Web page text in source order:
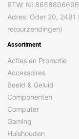
BTW:
Adres: Oder 20, 2491
retourzendingen)
Assortiment
Acties en Promotie
Accessoires
Beeld & Geluid
Componenten
Computer
Gaming
Huishouden